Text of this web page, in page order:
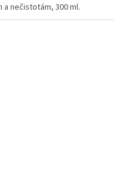
nečistotám, 300 ml.